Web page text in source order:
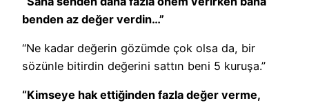
benden az değer verdin…”
“Ne kadar değerin gözümde çok olsa da, bir
sözünle bitirdin değerini sattın beni 5 kuruşa.”
“Kimseye hak ettiğinden fazla değer verme,